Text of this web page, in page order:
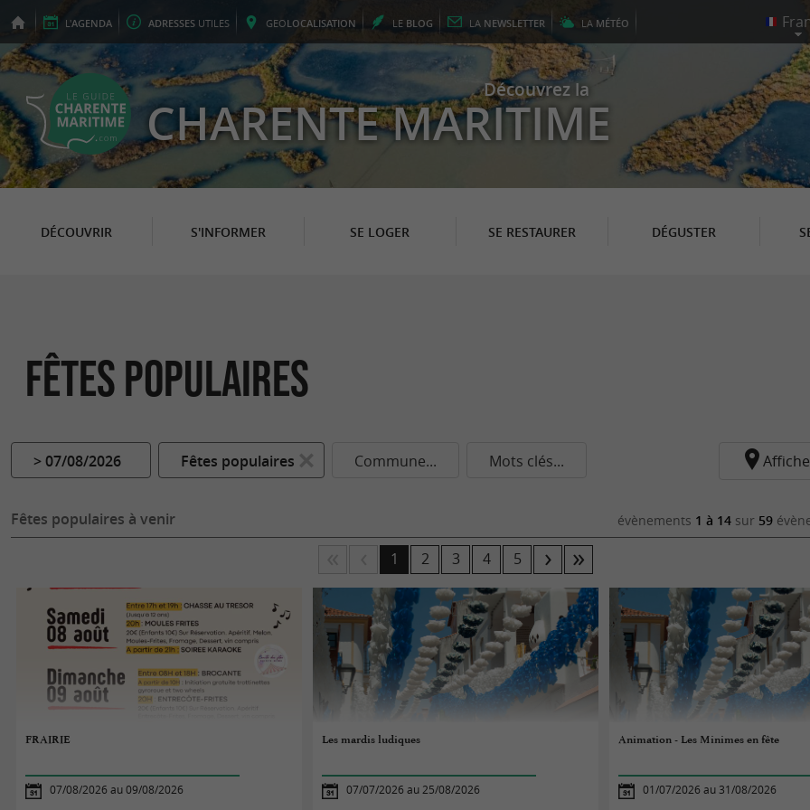
L'AGENDA ADRESSES UTILES GEOLOCALISATION LE BLOG LA NEWSLETTER LA MÉTÉO
Découvrez la
CHARENTE MARITIME
DÉCOUVRIR S'INFORMER SE LOGER SE RESTAURER DÉGUSTER
Fêtes populaires
> 07/08/2026 Fêtes populaires Commune... Mots clés...
Fêtes populaires à venir évènements 1 à 14 sur 59
1 2 3 4 5
FRAIRIE
07/08/2026 au 09/08/2026
Les mardis ludiques
07/07/2026 au 25/08/2026
Animation - Les Minimes en fête
01/07/2026 au 31/08/2026